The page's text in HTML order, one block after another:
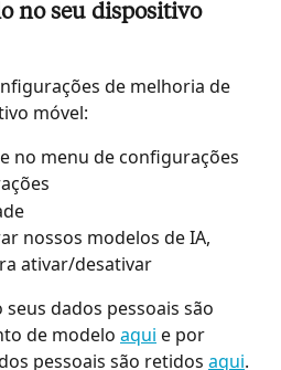
no seu dispositivo
de melhoria de
móvel:
no menu de configurações
nossos modelos de IA,
ativar/desativar
dados pessoais são
de modelo aqui e por
pessoais são retidos aqui.